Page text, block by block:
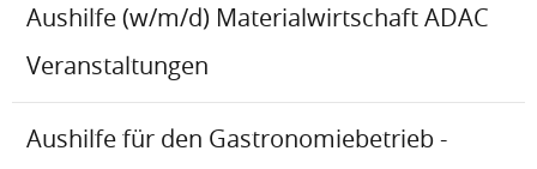
Aushilfe (w/m/d) Materialwirtschaft ADAC
Veranstaltungen
Aushilfe für den Gastronomiebetrieb -